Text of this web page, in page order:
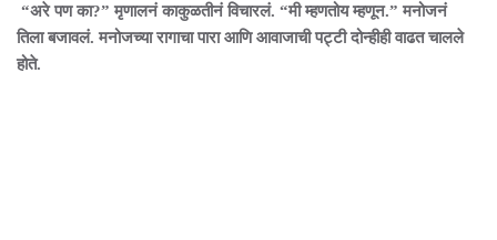
“अरे पण का?” मृणालनं काकुळतीनं विचारलं. “मी म्हणतोय म्हणून.” मनोजनं
तिला बजावलं. मनोजच्या रागाचा पारा आणि आवाजाची पट्टी दोन्हीही वाढत चालले
होते.